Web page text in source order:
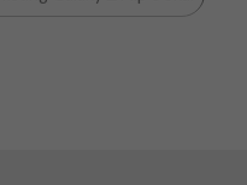
(PC), Mjukplast (TPU)